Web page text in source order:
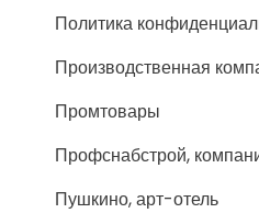
Политика
Производственная
Промтовары
Профснабстрой,
Пушкино, арт-отель